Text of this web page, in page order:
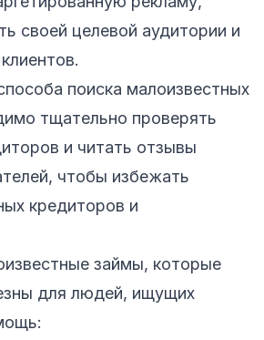
своей целевой аудитории и
поиска малоизвестных
тщательно проверять
и читать отзывы
чтобы избежать
кредиторов и
займы, которые
для людей, ищущих